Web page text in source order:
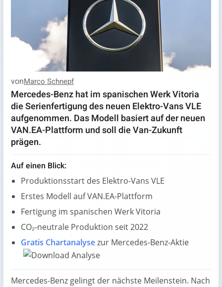
vonMarco Schnepf
Mercedes-Benz hat im spanischen Werk Vitoria
die Serienfertigung des neuen Elektro-Vans VLE
aufgenommen. Das Modell basiert auf der neuen
VAN.EA-Plattform und soll die Van-Zukunft
prägen.
Auf einen Blick:
Produktionsstart des Elektro-Vans VLE
Erstes Modell auf VAN.EA-Plattform
Fertigung im spanischen Werk Vitoria
CO₂-neutrale Produktion seit 2022
Gratis Chartanalysezur Mercedes-Benz-Aktie
Mercedes-Benz gelingt der nächste Meilenstein. Nach